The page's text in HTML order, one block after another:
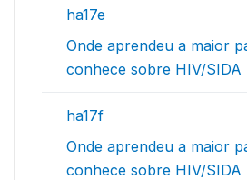
ha17e
Onde aprendeu a maior
conhece sobre HIV/SIDA
ha17f
Onde aprendeu a maior
conhece sobre HIV/SIDA